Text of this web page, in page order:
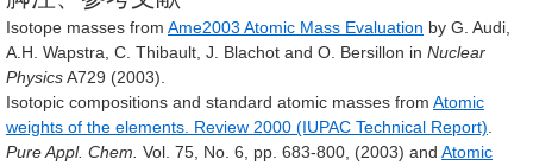
Isotope masses from Ame2003 Atomic Mass Evaluation by G. Audi,
A.H. Wapstra, C. Thibault, J. Blachot and O. Bersillon in Nuclear
PhysicsA729 (2003).
Isotopic compositions and standard atomic masses from Atomic
weights of the elements. Review 2000 (IUPAC Technical Report).
Pure Appl. Chem. Vol. 75, No. 6, pp. 683-800, (2003) and Atomic